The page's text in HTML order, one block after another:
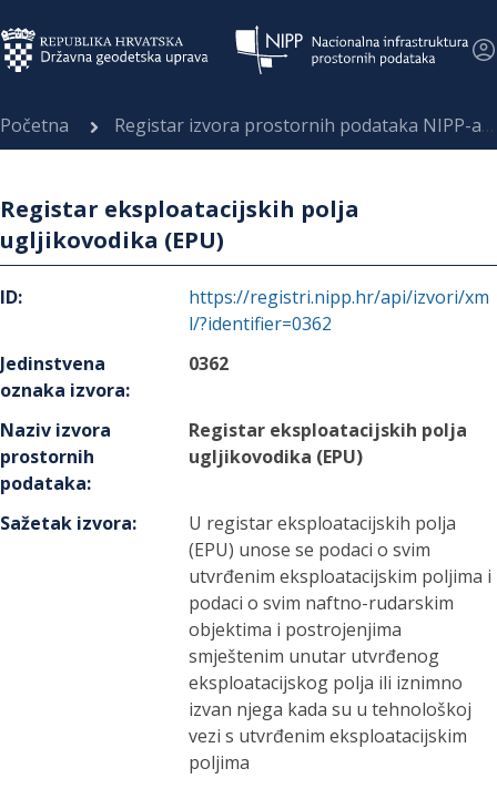
Početna Registar izvora prostornih podataka NIPP-a
Registar eksploatacijskih polja
ugljikovodika (EPU)
ID:
https://registri.nipp.hr/api/izvori/xm
l/?identifier=0362
Jedinstvena
oznaka izvora:
0362
Naziv izvora
prostornih
podataka:
Registar eksploatacijskih polja
ugljikovodika (EPU)
Sažetak izvora:
U registar eksploatacijskih polja
(EPU) unose se podaci o svim
utvrđenim eksploatacijskim poljima i
podaci o svim naftno-rudarskim
objektima i postrojenjima
smještenim unutar utvrđenog
eksploatacijskog polja ili iznimno
izvan njega kada su u tehnološkoj
vezi s utvrđenim eksploatacijskim
poljima